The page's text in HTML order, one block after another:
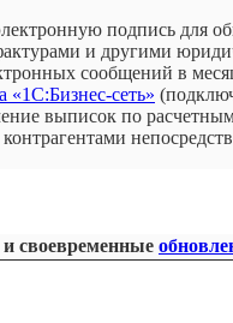
подпись для
и другими
сообщений в
«1С:Бизнес-сеть»
выписок по
контрагентами
своевременные